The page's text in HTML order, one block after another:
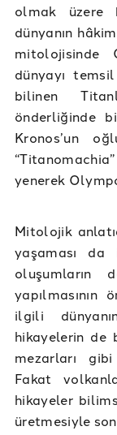
olmak üzere
dünyanın
mitolojisinde
dünyayı
bilinen
önderliğinde
Kronos’un
yenerek
Mitolojik
yaşaması
oluşumların
yapılmasının
ilgili
hikayelerin de
mezarları
Fakat
hikayeler
üretmesiyle